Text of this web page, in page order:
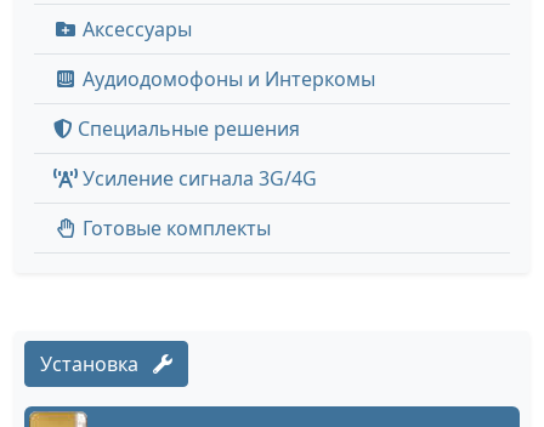
Аксессуары
Аудиодомофоны и Интеркомы
Специальные решения
Усиление сигнала 3G/4G
Готовые комплекты
Установка